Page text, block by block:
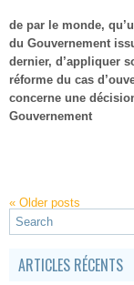
de par le monde,
du Gouvernement
dernier, d’appliquer
réforme du cas
concerne une
Gouvernement
« Older posts
ARTICLES RÉCENTS